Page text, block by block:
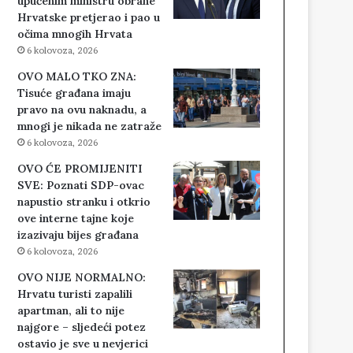
Hrvatske pretjerao i pao u
očima mnogih Hrvata
6 kolovoza, 2026
OVO MALO TKO ZNA:
Tisuće građana imaju
pravo na ovu naknadu, a
mnogi je nikada ne zatraže
6 kolovoza, 2026
OVO ĆE PROMIJENITI
SVE: Poznati SDP-ovac
napustio stranku i otkrio
ove interne tajne koje
izazivaju bijes građana
6 kolovoza, 2026
OVO NIJE NORMALNO:
Hrvatu turisti zapalili
apartman, ali to nije
najgore – sljedeći potez
ostavio je sve u nevjerici